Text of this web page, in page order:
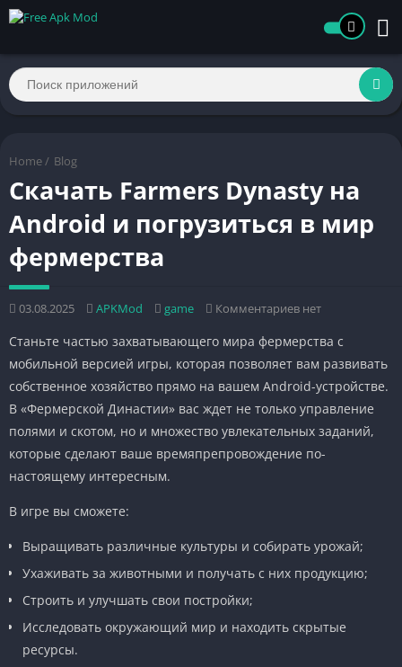
Home / Blog
Скачать Farmers Dynasty на
Android и погрузиться в мир
фермерства
03.08.2025 APKMod game Комментариев нет
Станьте частью захватывающего мира фермерства с
мобильной версией игры, которая позволяет вам развивать
собственное хозяйство прямо на вашем Android-устройстве.
В «Фермерской Династии» вас ждет не только управление
полями и скотом, но и множество увлекательных заданий,
которые сделают ваше времяпрепровождение по-
настоящему интересным.
В игре вы сможете:
Выращивать различные культуры и собирать урожай;
Ухаживать за животными и получать с них продукцию;
Строить и улучшать свои постройки;
Исследовать окружающий мир и находить скрытые
ресурсы.